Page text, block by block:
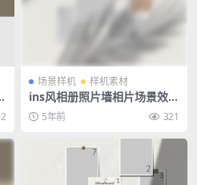
场景样机 样机素材
ins风相册照片墙相片场景效果
图psd素材样机
5年前 321